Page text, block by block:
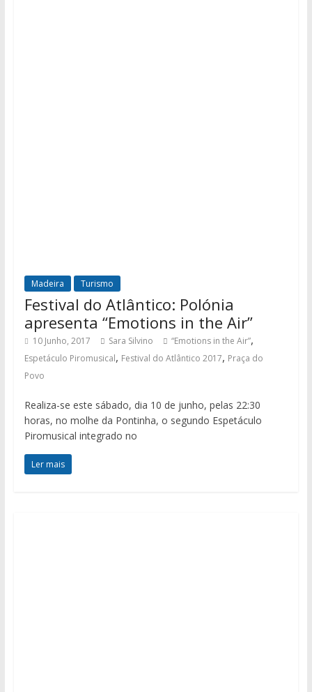
Madeira Turismo
Festival do Atlântico: Polónia
apresenta “Emotions in the Air”
10 Junho, 2017 Sara Silvino “Emotions in the Air”,
Espetáculo Piromusical, Festival do Atlântico 2017, Praça do
Povo
Realiza-se este sábado, dia 10 de junho, pelas 22:30
horas, no molhe da Pontinha, o segundo Espetáculo
Piromusical integrado no
Ler mais